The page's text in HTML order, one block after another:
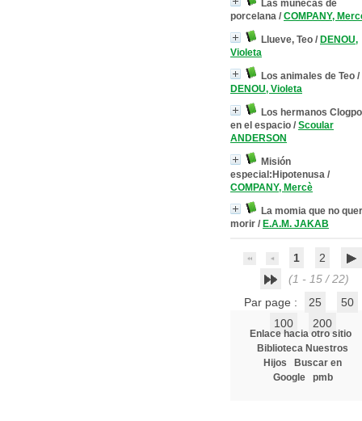
Las muñecas de
porcelana / COMPANY,
Llueve, Teo / DENOU,
Violeta
Los animales de Teo /
DENOU, Violeta
Los hermanos
en el espacio / Scoular
ANDERSON
Misión
especial:Hipotenusa /
COMPANY, Mercè
La momia que no
morir / E.A.M. JAKAB
1
2
(1 - 15 / 22)
Par page :
25
50
100
200
Enlace hacia otro sitio
Biblioteca Nuestros
Hijos
Buscar en
Google
pmb